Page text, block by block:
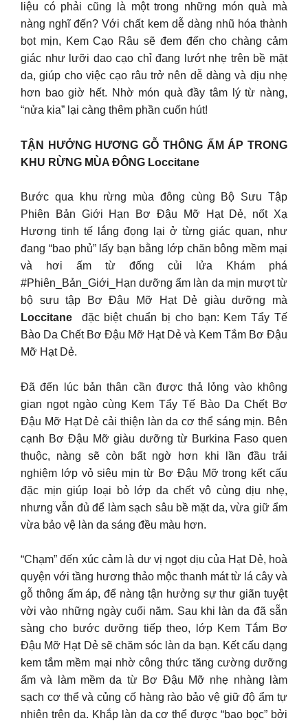
liệu có phải cũng là một trong những món quà mà
nàng nghĩ đến? Với chất kem dễ dàng nhũ hóa thành
bọt mịn, Kem Cạo Râu sẽ đem đến cho chàng cảm
giác như lưỡi dao cạo chỉ đang lướt nhẹ trên bề mặt
da, giúp cho việc cạo râu trở nên dễ dàng và dịu nhẹ
hơn bao giờ hết. Nhờ món quà đầy tâm lý từ nàng,
“nửa kia” lại càng thêm phần cuốn hút!
TẬN HƯỞNG HƯƠNG GỖ THÔNG ẤM ÁP TRONG
KHU RỪNG MÙA ĐÔNG Loccitane
Bước qua khu rừng mùa đông cùng Bộ Sưu Tập
Phiên Bản Giới Hạn Bơ Đậu Mỡ Hạt Dẻ, nốt Xạ
Hương tinh tế lắng đọng lại ở từng giác quan, như
đang “bao phủ” lấy bạn bằng lớp chăn bông mềm mại
và hơi ấm từ đống củi lửa Khám phá
#Phiên_Bản_Giới_Hạn dưỡng ẩm làn da mịn mượt từ
bộ sưu tập Bơ Đậu Mỡ Hạt Dẻ giàu dưỡng mà
Loccitane đặc biệt chuẩn bị cho bạn: Kem Tẩy Tế
Bào Da Chết Bơ Đậu Mỡ Hạt Dẻ và Kem Tắm Bơ Đậu
Mỡ Hạt Dẻ.
Đã đến lúc bản thân cần được thả lỏng vào không
gian ngọt ngào cùng Kem Tẩy Tế Bào Da Chết Bơ
Đậu Mỡ Hạt Dẻ cải thiện làn da cơ thể sáng mịn. Bên
cạnh Bơ Đậu Mỡ giàu dưỡng từ Burkina Faso quen
thuộc, nàng sẽ còn bất ngờ hơn khi lần đầu trải
nghiệm lớp vỏ siêu mịn từ Bơ Đậu Mỡ trong kết cấu
đặc mịn giúp loại bỏ lớp da chết vô cùng dịu nhẹ,
nhưng vẫn đủ để làm sạch sâu bề mặt da, vừa giữ ẩm
vừa bảo vệ làn da sáng đều màu hơn.
“Chạm” đến xúc cảm là dư vị ngọt dịu của Hạt Dẻ, hoà
quyện với tầng hương thảo mộc thanh mát từ lá cây và
gỗ thông ấm áp, để nàng tận hưởng sự thư giãn tuyệt
vời vào những ngày cuối năm. Sau khi làn da đã sẵn
sàng cho bước dưỡng tiếp theo, lớp Kem Tắm Bơ
Đậu Mỡ Hạt Dẻ sẽ chăm sóc làn da bạn. Kết cấu dạng
kem tắm mềm mại nhờ công thức tăng cường dưỡng
ẩm và làm mềm da từ Bơ Đậu Mỡ nhẹ nhàng làm
sạch cơ thể và củng cố hàng rào bảo vệ giữ độ ẩm tự
nhiên trên da. Khắp làn da cơ thể được “bao bọc” bởi